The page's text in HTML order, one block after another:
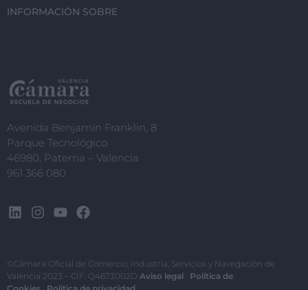
INFORMACIÓN SOBRE
Avenida Benjamín Franklin, 8
Parque Tecnológico
46980, Paterna – Valencia
961 366 080
©Cámara Oficial de Comercio, Industria, Servicios y Navegación de
València 2023 – CIF: Q4673002D Aviso legal · Política de